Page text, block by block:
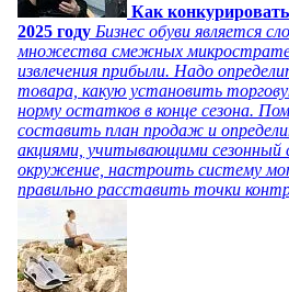
Как
2025 году Бизнес обуви является
множества смежных
извлечения прибыли. Надо
товара, какую установить
норму остатков в конце сезона.
составить план продаж и
акциями, учитывающими сезонный
окружение, настроить систему
правильно расставить точки